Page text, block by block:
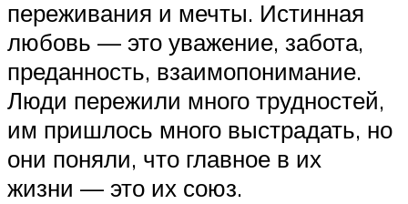
переживания и мечты. Истинная
любовь — это уважение, забота,
преданность, взаимопонимание.
Люди пережили много трудностей,
им пришлось много выстрадать, но
они поняли, что главное в их
жизни — это их союз.